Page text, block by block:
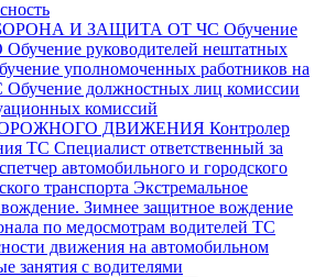
И ЗАЩИТА ОТ ЧС Обучение
Обучение руководителей нештатных
уполномоченных работников на
Обучение должностных лиц комиссии
комиссий
ДВИЖЕНИЯ Контролер
ТС Специалист ответственный за
автомобильного и городского
транспорта Экстремальное
Зимнее защитное вождение
по медосмотрам водителей ТС
движения на автомобильном
занятия с водителями